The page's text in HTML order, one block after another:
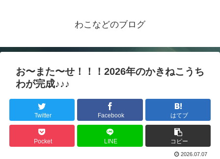
わこなどのブログ
お〜また〜せ！！！2026年のかきねこうち
わが完成♪♪♪
Twitter Facebook はてブ
Pocket LINE コピー
2026.07.07